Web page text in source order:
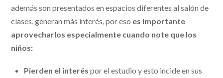
además son presentados en espacios diferentes al salón de
clases, generan más interés, por eso es importante
aprovecharlos especialmente cuando note que los
niños:
Pierden el interés por el estudio y esto incide en sus